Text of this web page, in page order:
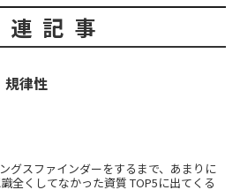
連記事
規律性
グスファインダーをするまで、あまりに
全くしてなかった資質 TOP5に出てくる